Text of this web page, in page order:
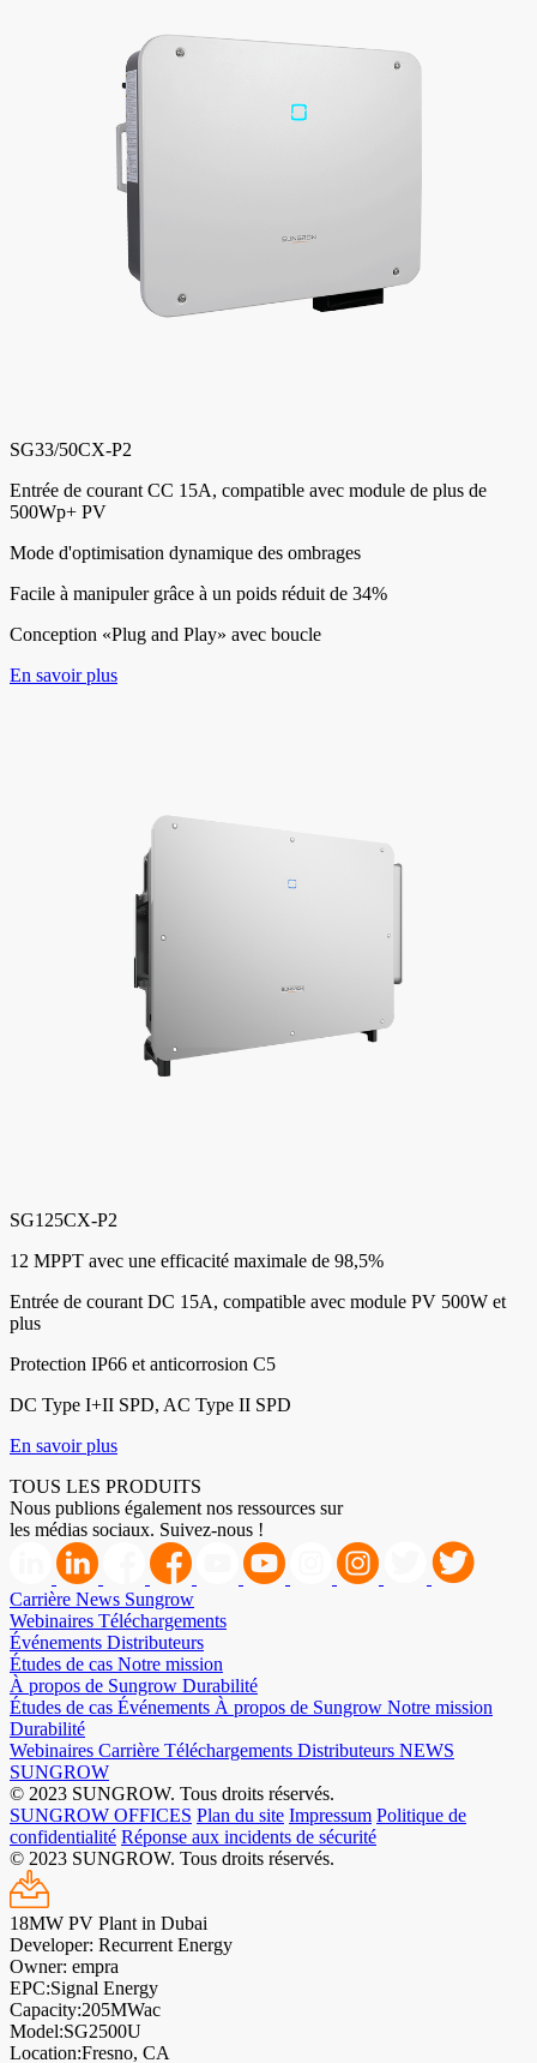
SG33/50CX-P2
Entrée de courant CC 15A, compatible avec module de plus de
500Wp+ PV
Mode d'optimisation dynamique des ombrages
Facile à manipuler grâce à un poids réduit de 34%
Conception «Plug and Play» avec boucle
En savoir plus
SG125CX-P2
12 MPPT avec une efficacité maximale de 98,5%
Entrée de courant DC 15A, compatible avec module PV 500W et
plus
Protection IP66 et anticorrosion C5
DC Type I+II SPD, AC Type II SPD
En savoir plus
TOUS LES PRODUITS
Nous publions également nos ressources sur
les médias sociaux. Suivez-nous !
Carrière News Sungrow
Webinaires Téléchargements
Événements Distributeurs
Études de cas Notre mission
À propos de Sungrow Durabilité
Études de cas Événements À propos de Sungrow Notre mission
Durabilité
Webinaires Carrière Téléchargements Distributeurs NEWS
SUNGROW
© 2023 SUNGROW. Tous droits réservés.
SUNGROW OFFICES Plan du site Impressum Politique de
confidentialité Réponse aux incidents de sécurité
© 2023 SUNGROW. Tous droits réservés.
18MW PV Plant in Dubai
Developer: Recurrent Energy
Owner: empra
EPC:Signal Energy
Capacity:205MWac
Model:SG2500U
Location:Fresno, CA